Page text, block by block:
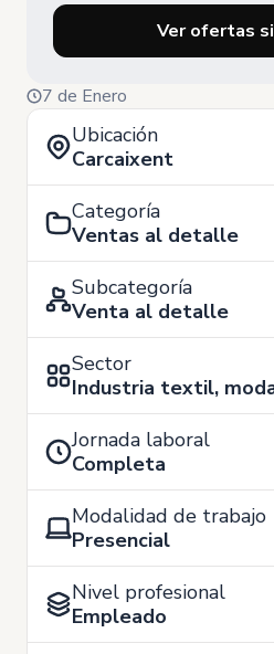
Ver ofertas
7 de Enero
Ubicación
Carcaixent
Categoría
Ventas al detalle
Subcategoría
Venta al detalle
Sector
Industria textil,
Jornada laboral
Completa
Modalidad de trabajo
Presencial
Nivel profesional
Empleado